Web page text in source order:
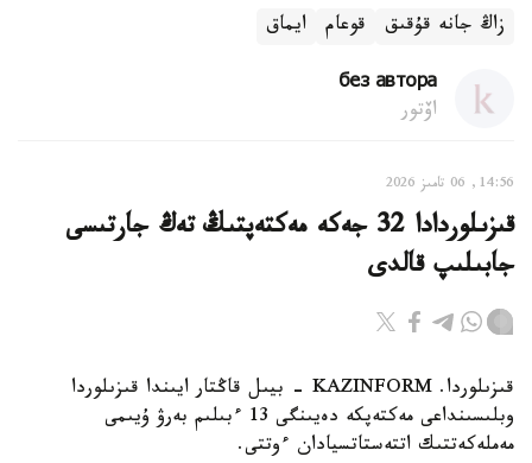
زاڭ جانە قۇقىق قوعام ايماق
без автора
اۆتور
14:56, 06 تامىز 2026
قىزىلوردادا 32 جەكە مەكتەپتىڭ تەڭ جارتىسى
جابىلىپ قالدى
قىزىلوردا. KAZINFORM - بيىل قاڭتار ايىندا قىزىلوردا
وبلىسىنداعى مەكتەپكە دەيىنگى 13 ءبىلىم بەرۋ ۇيىمى
مەملەكەتتىك اتتەستاتسيادان ءوتتى.